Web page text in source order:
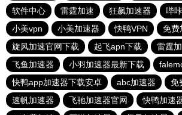
软件中心
雷霆加速 狂飙加速器 哔
小美vpn
小美加速器 快鸭VPN
免费
旋风加速官网下载
起飞apn下载
雷霆
飞鱼加速器
小羽加速器最新下载
快鸭app加速器下载安卓
abc加速器
免
速帆加速器
飞驰加速器官网
快鸭加速